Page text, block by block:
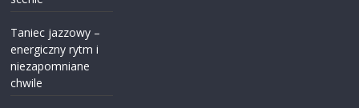
Taniec jazzowy –
energiczny rytm i
niezapomniane
chwile